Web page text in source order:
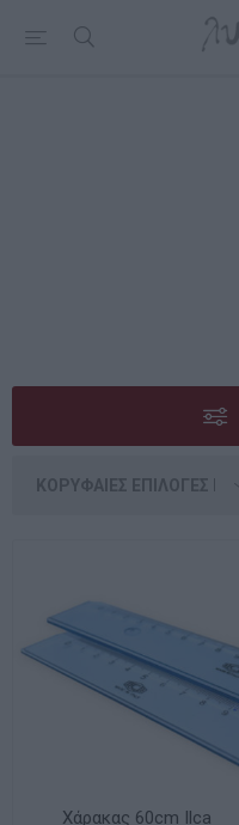
Xάρακας 60cm Ilca